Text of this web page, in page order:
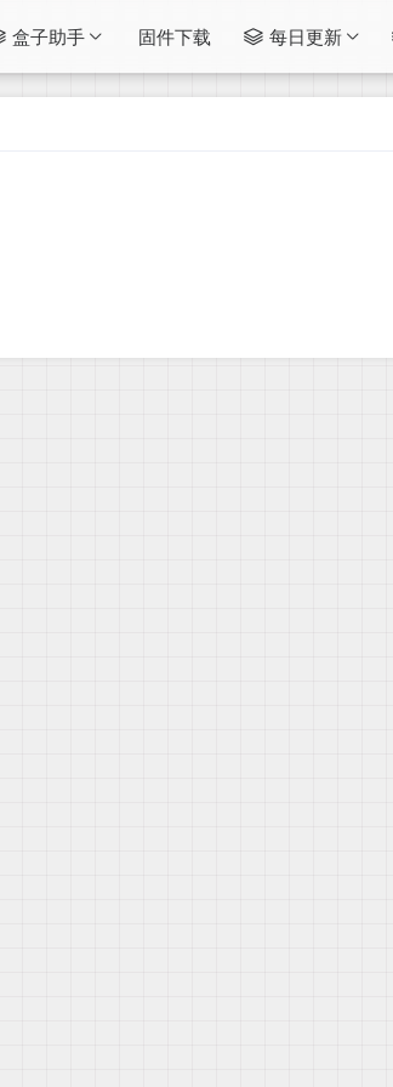
盒子助手 固件下载 每日更新